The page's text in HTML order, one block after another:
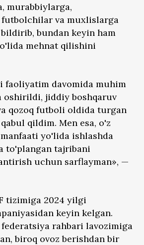
murabbiylarga,
va muxlislarga
bundan keyin ham
mehnat qilishini
faoliyatim davomida muhim
oshirildi, jiddiy boshqaruv
qozoq futboli oldida turgan
qildim. Men esa, o'z
yo'lida ishlashda
to'plangan tajribani
uchun sarflayman», —
tizimiga 2024 yilgi
keyin kelgan.
rahbari lavozimiga
biroq ovoz berishdan bir